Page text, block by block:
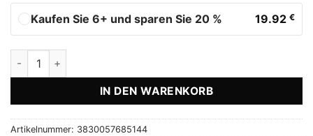
Kaufen Sie 6+ und sparen Sie 20 % 19.92 €
Derma 10 Pflegecreme für Gesicht & Körper Menge
IN DEN WARENKORB
Artikelnummer: 3830057685144